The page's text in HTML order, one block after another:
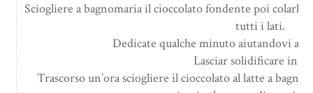
Sciogliere a bagnomaria il cioccolato fondente poi colarlo
tutti i lati.
Dedicate qualche minuto aiutandovi
Lasciar solidificare in
Trascorso un’ora sciogliere il cioccolato al latte a